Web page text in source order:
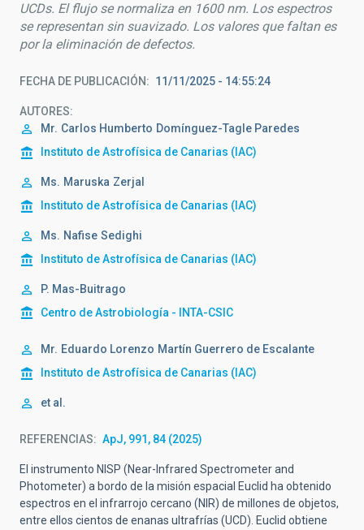
UCDs. El flujo se normaliza en 1600 nm. Los espectros
se representan sin suavizado. Los valores que faltan es
por la eliminación de defectos.
FECHA DE PUBLICACIÓN 11/11/2025 - 14:55:24
AUTORES
Mr. Carlos Humberto Domínguez-Tagle Paredes
Instituto de Astrofísica de Canarias (IAC)
Ms. Maruska Zerjal
Instituto de Astrofísica de Canarias (IAC)
Ms. Nafise Sedighi
Instituto de Astrofísica de Canarias (IAC)
P. Mas-Buitrago
Centro de Astrobiología - INTA-CSIC
Mr. Eduardo Lorenzo Martín Guerrero de Escalante
Instituto de Astrofísica de Canarias (IAC)
et al.
REFERENCIAS ApJ, 991, 84 (2025)
El instrumento NISP (Near-Infrared Spectrometer and
Photometer) a bordo de la misión espacial Euclid ha obtenido
espectros en el infrarrojo cercano (NIR) de millones de objetos,
entre ellos cientos de enanas ultrafrías (UCD). Euclid obtiene